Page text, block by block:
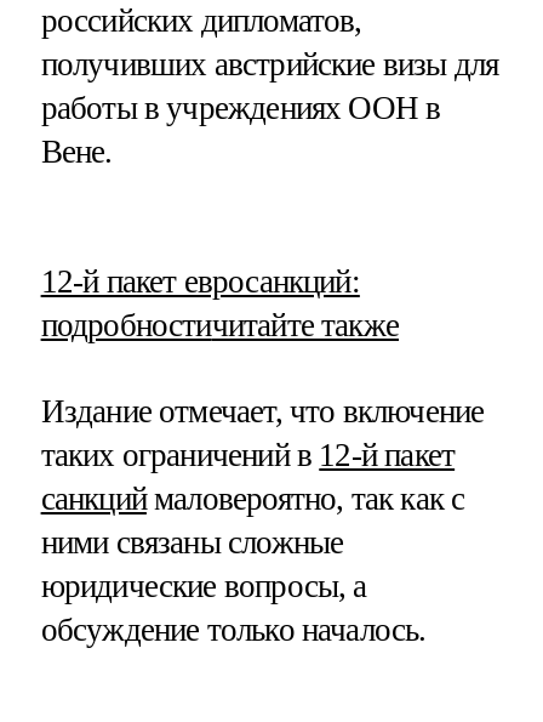
российских дипломатов,
получивших австрийские визы для
работы в учреждениях ООН в
Вене.
​12-й пакет евросанкций:
подробностичитайте также
Издание отмечает, что включение
таких ограничений в 12-й пакет
санкциймаловероятно, так как с
ними связаны сложные
юридические вопросы, а
обсуждение только началось.